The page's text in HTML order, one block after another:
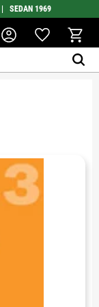
| SEDAN 1969
Favoriter